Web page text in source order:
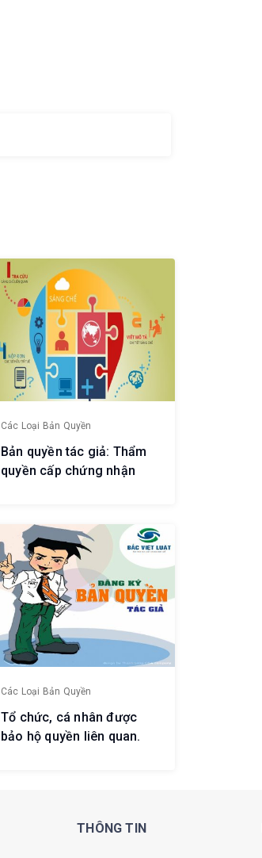
Các Loại Bản Quyền
Bản quyền tác giả: Thẩm
quyền cấp chứng nhận
Các Loại Bản Quyền
Tổ chức, cá nhân được
bảo hộ quyền liên quan.
THÔNG TIN